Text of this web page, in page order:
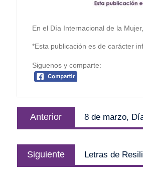
En el Día Internacional de la
*Esta publicación es de carácter
Siguenos y comparte:
Navegación
Anterior
anterior:
8 de marzo,
Siguiente
siguiente:
Letras de